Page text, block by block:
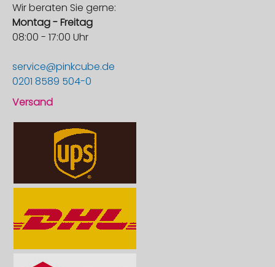
Wir beraten Sie gerne:
Montag - Freitag
08:00 - 17:00 Uhr
service@pinkcube.de
0201 8589 504-0
Versand